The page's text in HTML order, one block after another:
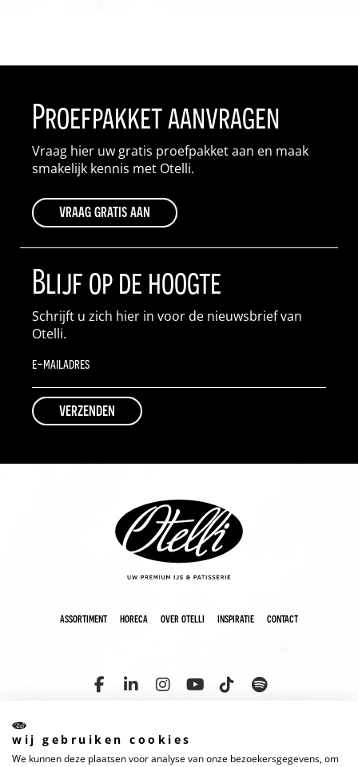
Proefpakket aanvragen
Vraag hier uw gratis proefpakket aan en maak
smakelijk kennis met Otelli.
vraag gratis aan
Blijf op de hoogte
Schrijft u zich hier in voor de nieuwsbrief van
Otelli.
assortiment horeca over otelli inspiratie contact
wij gebruiken cookies
We kunnen deze plaatsen voor analyse van onze bezoekersgegevens, om